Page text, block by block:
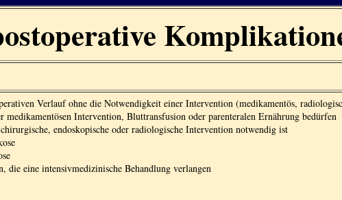
Verlauf ohne die Notwendigkeit einer Intervention (medikamentös,
Intervention, Bluttransfusion oder parenteralen Ernährung bedürfen
endoskopische oder radiologische Intervention notwendig ist
eine intensivmedizinische Behandlung verlangen